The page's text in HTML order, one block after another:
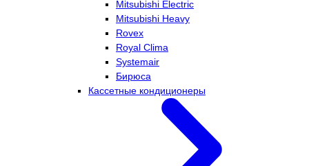
Mitsubishi Electric
Mitsubishi Heavy
Rovex
Royal Clima
Systemair
Бирюса
Кассетные кондиционеры